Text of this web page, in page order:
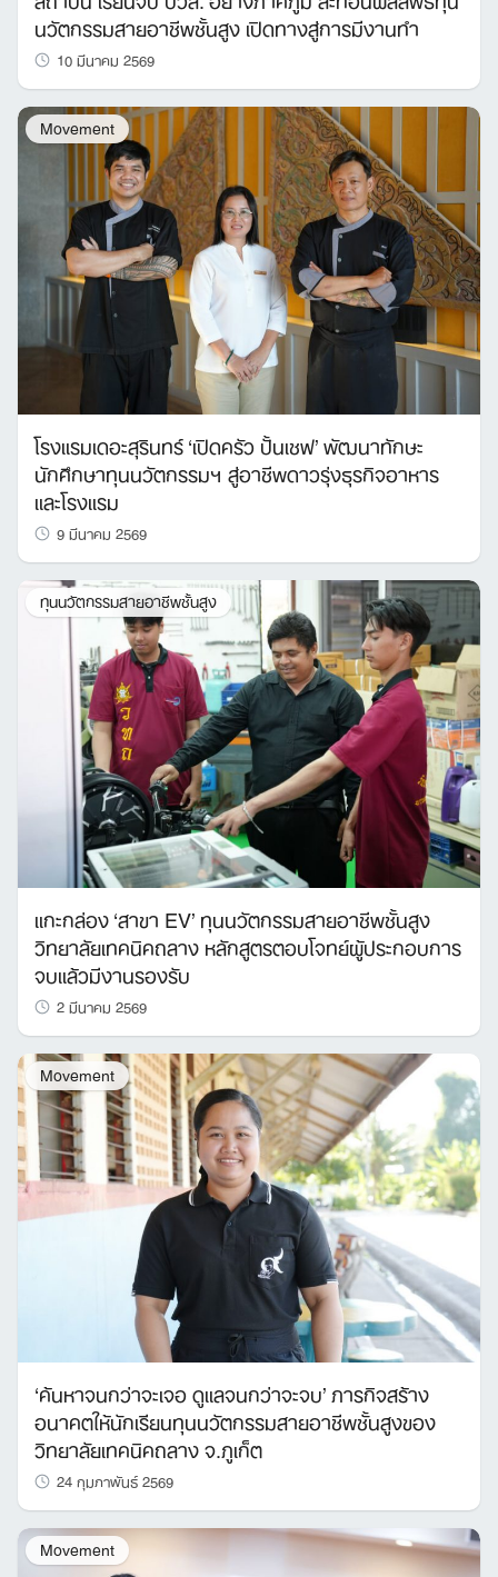
นวัตกรรมสายอาชีพชั้นสูง เปิดทางสู่การมีงานทำ
10 มีนาคม 2569
Movement
โรงแรมเดอะสุรินทร์ ‘เปิดครัว ปั้นเชฟ’ พัฒนาทักษะ
นักศึกษาทุนนวัตกรรมฯ สู่อาชีพดาวรุ่งธุรกิจอาหาร
และโรงแรม
9 มีนาคม 2569
ทุนนวัตกรรมสายอาชีพชั้นสูง
แกะกล่อง ‘สาขา EV’ ทุนนวัตกรรมสายอาชีพชั้นสูง
วิทยาลัยเทคนิคถลาง หลักสูตรตอบโจทย์ผู้ประกอบการ
จบแล้วมีงานรองรับ
2 มีนาคม 2569
Movement
‘ค้นหาจนกว่าจะเจอ ดูแลจนกว่าจะจบ’ ภารกิจสร้าง
อนาคตให้นักเรียนทุนนวัตกรรมสายอาชีพชั้นสูงของ
วิทยาลัยเทคนิคถลาง จ.ภูเก็ต
24 กุมภาพันธ์ 2569
Movement